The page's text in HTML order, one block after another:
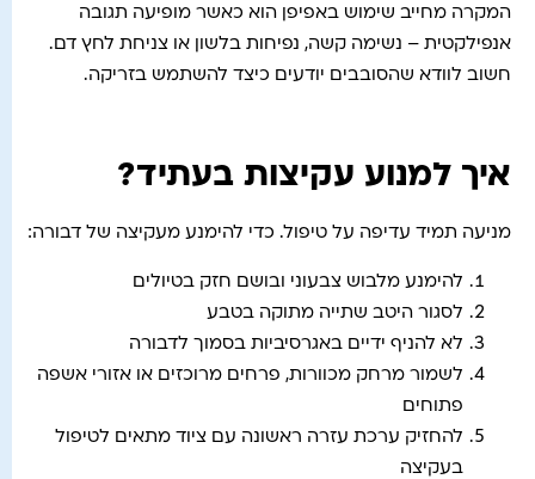
המקרה מחייב שימוש באפיפן הוא כאשר מופיעה תגובה
אנפילקטית – נשימה קשה, נפיחות בלשון או צניחת לחץ דם.
חשוב לוודא שהסובבים יודעים כיצד להשתמש בזריקה.
איך למנוע עקיצות בעתיד?
מניעה תמיד עדיפה על טיפול. כדי להימנע מעקיצה של דבורה:
להימנע מלבוש צבעוני ובושם חזק בטיולים
לסגור היטב שתייה מתוקה בטבע
לא להניף ידיים באגרסיביות בסמוך לדבורה
לשמור מרחק מכוורות, פרחים מרוכזים או אזורי אשפה
פתוחים
להחזיק ערכת עזרה ראשונה עם ציוד מתאים לטיפול
בעקיצה